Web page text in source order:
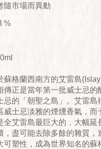
隨市場而異動
%
蘇格蘭西南方的艾雷島
傳正是當年第一批威士忌的
忌的「朝聖之島」。艾雷島
威士忌淡雅的煙燻香氣，而
全艾雷島最巨大的，大幅延
，盡可能去除多餘的雜質，
可塑性，成為世界知名的蘇